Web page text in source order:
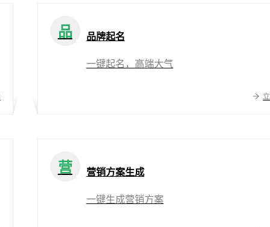
品 品牌起名
一键起名，高端大气
营 营销方案生成
一键生成营销方案